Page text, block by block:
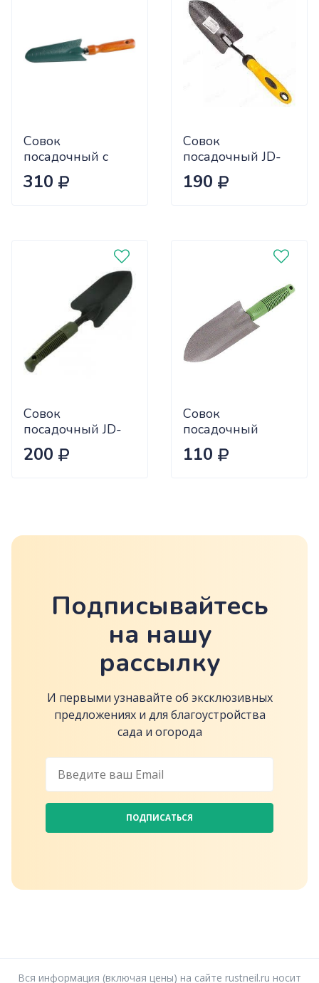
Совок
посадочный с
дерев.ручкой
(12шт) 8-421213
310
Совок
посадочный JD-
6082Н широкий с
пластиковой
190
Совок
посадочный JD-
6021B широкий
средний с
200
Совок
посадочный
большой с пласт.
ручкой 0,8 мм.
110
Подписывайтесь
на нашу
рассылку
И первыми узнавайте об эксклюзивных
предложениях и для благоустройства
сада и огорода
ПОДПИСАТЬСЯ
Вся информация (включая цены) на сайте rustneil.ru носит